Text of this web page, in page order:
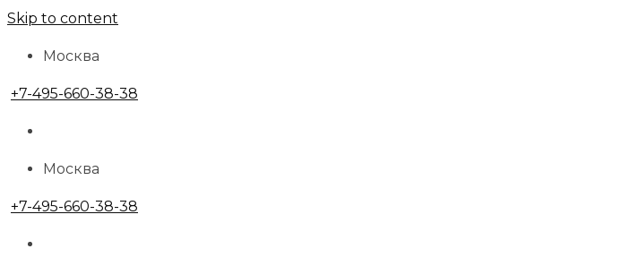
Skip to content
Москва
+7-495-660-38-38
Москва
+7-495-660-38-38